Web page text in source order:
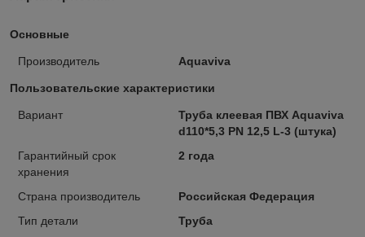
Основные
Производитель Aquaviva
Пользовательские характеристики
Вариант
Труба клеевая ПВХ Aquaviva
d110*5,3 PN 12,5 L-3 (штука)
Гарантийный срок
хранения
2 года
Страна производитель
Российская Федерация
Тип детали
Труба